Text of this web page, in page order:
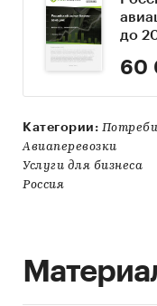
до
60
Категории:
Авиаперевозки
Услуги для бизнеса
Россия